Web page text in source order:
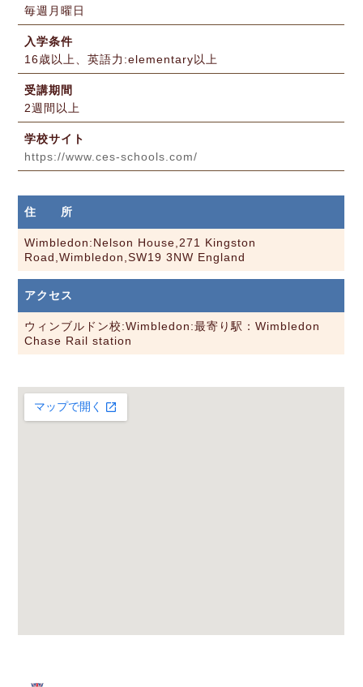
毎週月曜日
入学条件
16歳以上、英語力:elementary以上
受講期間
2週間以上
学校サイト
https://www.ces-schools.com/
住 所
Wimbledon:Nelson House,271 Kingston
Road,Wimbledon,SW19 3NW England
アクセス
ウィンブルドン校:Wimbledon:最寄り駅：Wimbledon
Chase Rail station